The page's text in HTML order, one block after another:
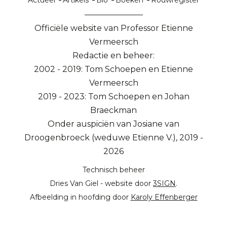
Officiële website van Professor Etienne
Vermeersch
Redactie en beheer:
2002 - 2019: Tom Schoepen en Etienne
Vermeersch
2019 - 2023: Tom Schoepen en Johan
Braeckman
Onder auspiciën van Josiane van
Droogenbroeck (weduwe Etienne V.), 2019 -
2026
Technisch beheer
Dries Van Giel - website door3SIGN.
Afbeelding in hoofding door Karoly Effenberger